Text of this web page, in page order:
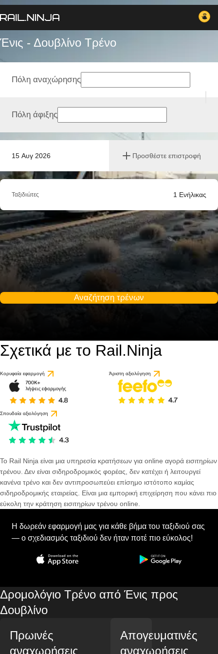
Ένις - Δουβλίνο Tρένο
15 Αυγ 2026 Προσθέστε επιστροφή
Πόλη αναχώρησης
Πόλη άφιξης
Ταξιδιώτες 1 Ενήλικας
Αναζήτηση τρένων
Σχετικά με το Rail.Ninja
Κορυφαία εφαρμογή Άριστη αξιολόγηση
Σπουδαία αξιολόγηση
Το Rail Ninja είναι μια υπηρεσία κρατήσεων για online αγορά εισιτηρίων
τρένου. Δεν είναι σιδηροδρομικός φορέας, δεν κατέχει ή λειτουργεί
κανένα τρένο και δεν αντιπροσωπεύει επίσημο ιστότοπο καμίας
σιδηροδρομικής εταιρείας. Είναι μια εμπορική επιχείρηση που κάνει πιο
εύκολη την κράτηση εισιτηρίων τρένου online.
Η δωρεάν εφαρμογή μας για κάθε βήμα του ταξιδιού σας
— ο σχεδιασμός ταξιδιού δεν ήταν ποτέ πιο εύκολος!
Δρομολόγιο Τρένο από Ένις προς
Δουβλίνο
Πρωινές
αναχωρήσεις
Απογευματινές
αναχωρήσεις